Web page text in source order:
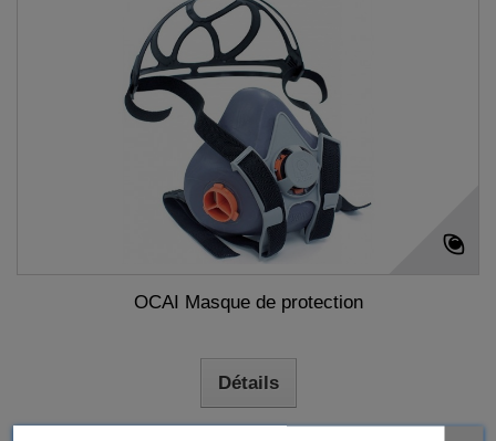
OCAI Masque de protection
Détails